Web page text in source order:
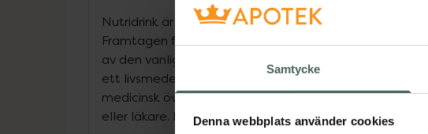
Samtycke
Denna webbplats använder cookies
Nutridrink är en näringsmässigt komplett och energirik
Framtagen för den som har svårigheter att få i sig
av den vanliga maten för tillgodose sitt näringsbehov.
ett livsmedel för speciella medicinska ändamål och
medicinsk övervakning. Intag bör ske enligt ordination
eller läkare. Ej lämplig för barn under 3 år.